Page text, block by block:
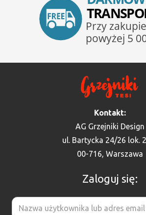
Kontakt:
AG Grzejniki Design
ul. Bartycka 24/26 lok.
00-716, Warszawa
Zaloguj się: